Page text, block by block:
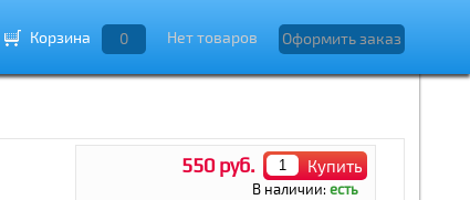
Корзина 0 Нет товаров Оформить заказ
550 руб. Купить
В наличии:есть